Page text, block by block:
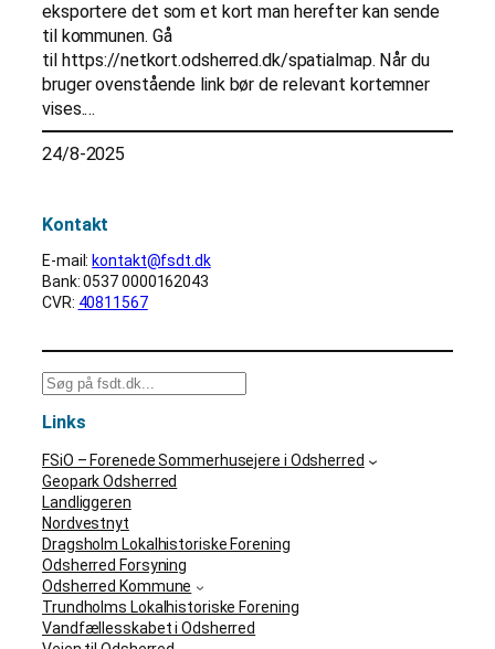
eksportere det som et kort man herefter kan sende
til kommunen. Gå
til https://netkort.odsherred.dk/spatialmap. Når du
bruger ovenstående link bør de relevant kortemner
vises.…
24/8-2025
Kontakt
E-mail: kontakt@fsdt.dk
Bank: 0537 0000162043
CVR: 40811567
S
g
Links
FSiO – Forenede Sommerhusejere i Odsherred
Geopark Odsherred
Landliggeren
Nordvestnyt
Dragsholm Lokalhistoriske Forening
Odsherred Forsyning
Odsherred Kommune
Trundholms Lokalhistoriske Forening
Vandfællesskabet i Odsherred